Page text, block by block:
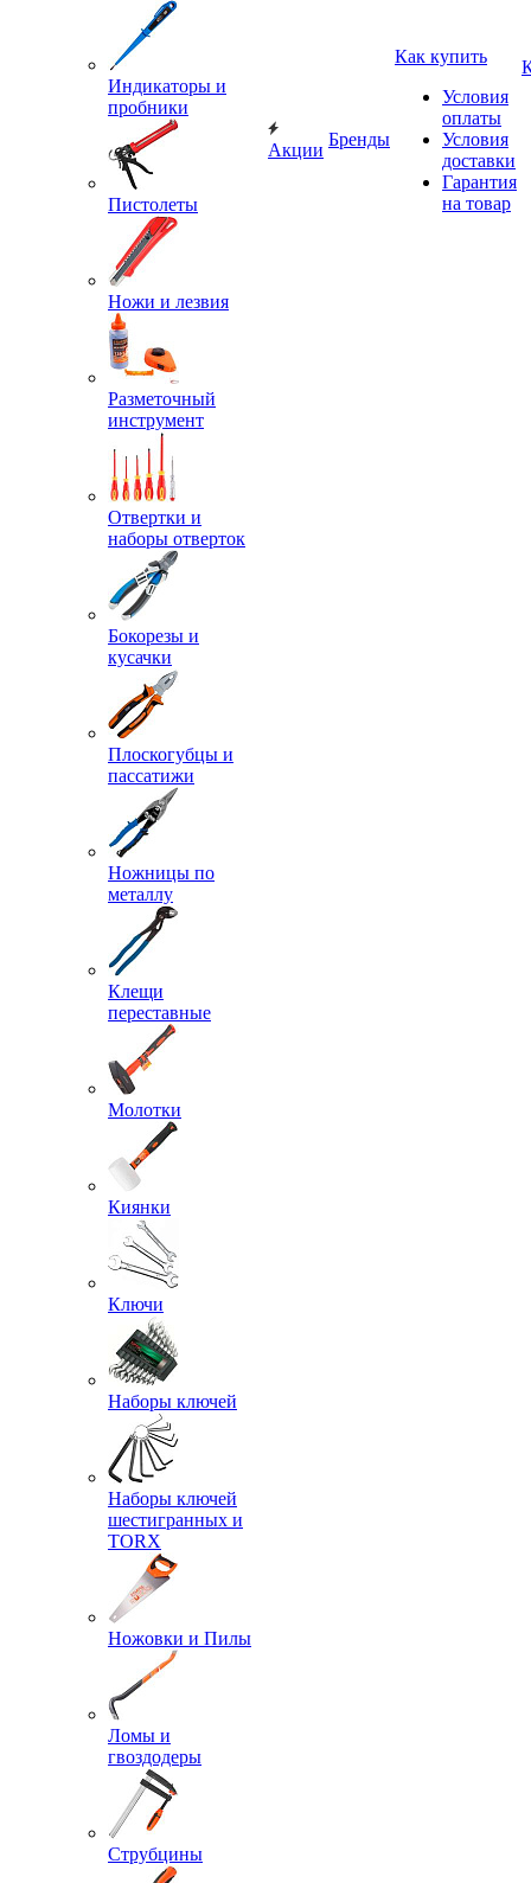
Индикаторы и
пробники
Пистолеты
Ножи и лезвия
Разметочный
инструмент
Отвертки и
наборы отверток
Бокорезы и
кусачки
Плоскогубцы и
пассатижи
Ножницы по
металлу
Клещи
переставные
Молотки
Киянки
Ключи
Наборы ключей
Наборы ключей
шестигранных и
TORX
Ножовки и Пилы
Ломы и
гвоздодеры
Струбцины
Акции
Бренды
Как купить
Условия
оплаты
Условия
доставки
Гарантия
на товар